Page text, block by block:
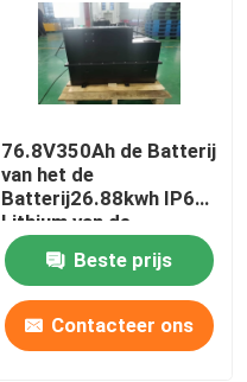
76.8V350Ah de Batterij
van het de
Batterij26.88kwh IP67
Lithium van de
lithiumtractor
Beste prijs
Contacteer ons